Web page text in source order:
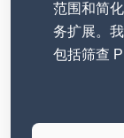
范围和简
务扩展。
包括筛查